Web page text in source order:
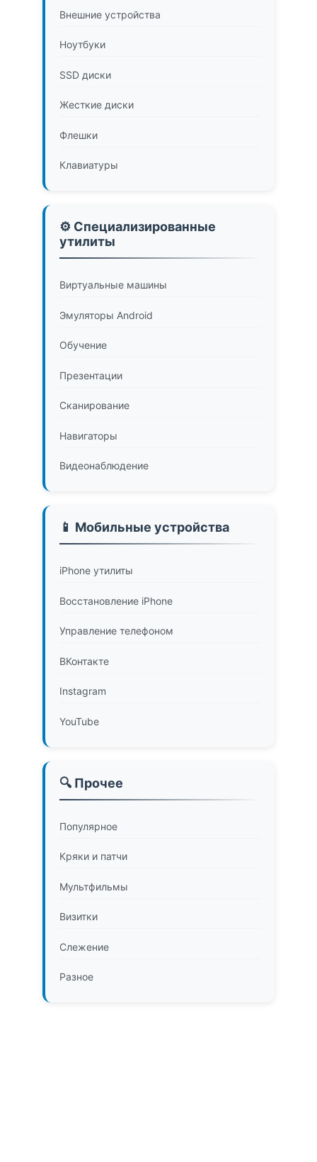
Внешние устройства
Ноутбуки
SSD диски
Жесткие диски
Флешки
Клавиатуры
⚙️ Специализированные
утилиты
Виртуальные машины
Эмуляторы Android
Обучение
Презентации
Сканирование
Навигаторы
Видеонаблюдение
📱 Мобильные устройства
iPhone утилиты
Восстановление iPhone
Управление телефоном
ВКонтакте
Instagram
YouTube
🔍 Прочее
Популярное
Кряки и патчи
Мультфильмы
Визитки
Слежение
Разное